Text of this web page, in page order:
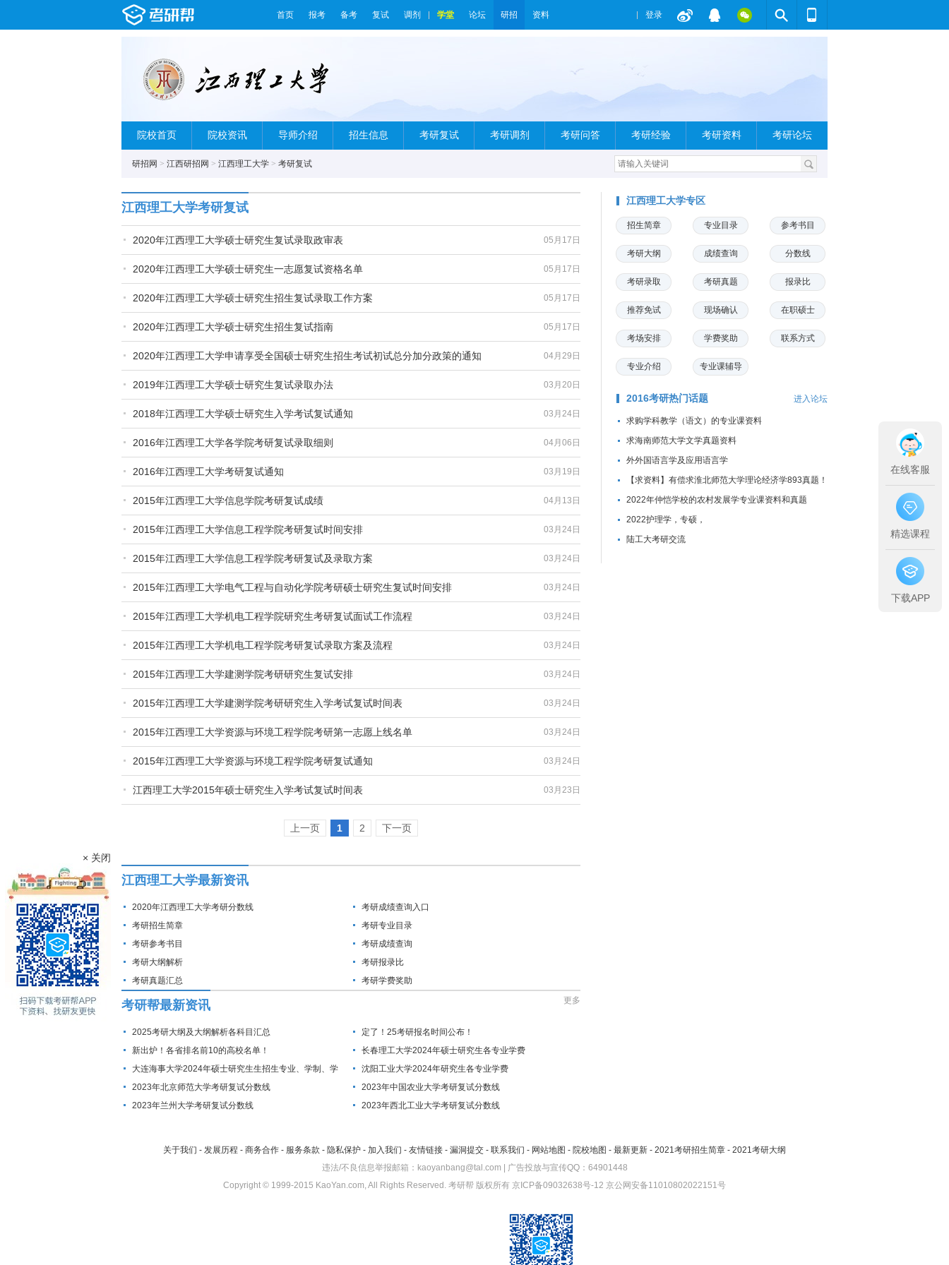
首页 报考 备考 复试 调剂 学堂 论坛 研招 资料 登录
院校首页 院校资讯 导师介绍 招生信息 考研复试 考研调剂 考研问答 考研经验 考研资料 考研论坛
研招网 > 江西研招网 > 江西理工大学 > 考研复试
江西理工大学考研复试
05月17日
2020年江西理工大学硕士研究生复试录取政审表
05月17日
2020年江西理工大学硕士研究生一志愿复试资格名单
05月17日
2020年江西理工大学硕士研究生招生复试录取工作方案
05月17日
2020年江西理工大学硕士研究生招生复试指南
04月29日
2020年江西理工大学申请享受全国硕士研究生招生考试初试总分加分政策的通知
03月20日
2019年江西理工大学硕士研究生复试录取办法
03月24日
2018年江西理工大学硕士研究生入学考试复试通知
04月06日
2016年江西理工大学各学院考研复试录取细则
03月19日
2016年江西理工大学考研复试通知
04月13日
2015年江西理工大学信息学院考研复试成绩
03月24日
2015年江西理工大学信息工程学院考研复试时间安排
03月24日
2015年江西理工大学信息工程学院考研复试及录取方案
03月24日
2015年江西理工大学电气工程与自动化学院考研硕士研究生复试时间安排
03月24日
2015年江西理工大学机电工程学院研究生考研复试面试工作流程
03月24日
2015年江西理工大学机电工程学院考研复试录取方案及流程
03月24日
2015年江西理工大学建测学院考研研究生复试安排
03月24日
2015年江西理工大学建测学院考研研究生入学考试复试时间表
03月24日
2015年江西理工大学资源与环境工程学院考研第一志愿上线名单
03月24日
2015年江西理工大学资源与环境工程学院考研复试通知
03月23日
江西理工大学2015年硕士研究生入学考试复试时间表
上一页 1 2 下一页
江西理工大学最新资讯
2020年江西理工大学考研分数线
考研成绩查询入口
考研招生简章
考研专业目录
考研参考书目
考研成绩查询
考研大纲解析
考研报录比
考研真题汇总
考研学费奖助
考研帮最新资讯 更多
2025考研大纲及大纲解析各科目汇总
定了！25考研报名时间公布！
新出炉！各省排名前10的高校名单！
长春理工大学2024年硕士研究生各专业学费
大连海事大学2024年硕士研究生生招生专业、学制、学
费标准及拟招生人数
沈阳工业大学2024年研究生各专业学费
2023年北京师范大学考研复试分数线
2023年中国农业大学考研复试分数线
2023年兰州大学考研复试分数线
2023年西北工业大学考研复试分数线
江西理工大学专区
招生简章 专业目录 参考书目
考研大纲 成绩查询 分数线
考研录取 考研真题 报录比
推荐免试 现场确认 在职硕士
考场安排 学费奖助 联系方式
专业介绍 专业课辅导
2016考研热门话题 进入论坛
求购学科教学（语文）的专业课资料
求海南师范大学文学真题资料
外外国语言学及应用语言学
【求资料】有偿求淮北师范大学理论经济学893真题！
2022年仲恺学校的农村发展学专业课资料和真题
2022护理学，专硕，
陆工大考研交流
关于我们 - 发展历程 - 商务合作 - 服务条款 - 隐私保护 - 加入我们 - 友情链接 - 漏洞提交 - 联系我们 - 网站地图 - 院校地图 - 最新更新 - 2021考研招生简章 - 2021考研大纲
违法/不良信息举报邮箱：kaoyanbang@tal.com | 广告投放与宣传QQ：64901448
Copyright © 1999-2015 KaoYan.com, All Rights Reserved. 考研帮 版权所有 京ICP备09032638号-12 京公网安备11010802022151号
× 关闭
在线客服
精选课程
下载APP